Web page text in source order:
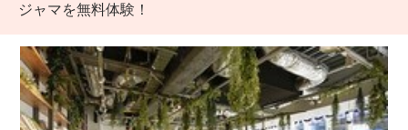
新着情報
重要なお知らせ
ジャマを無料体験！